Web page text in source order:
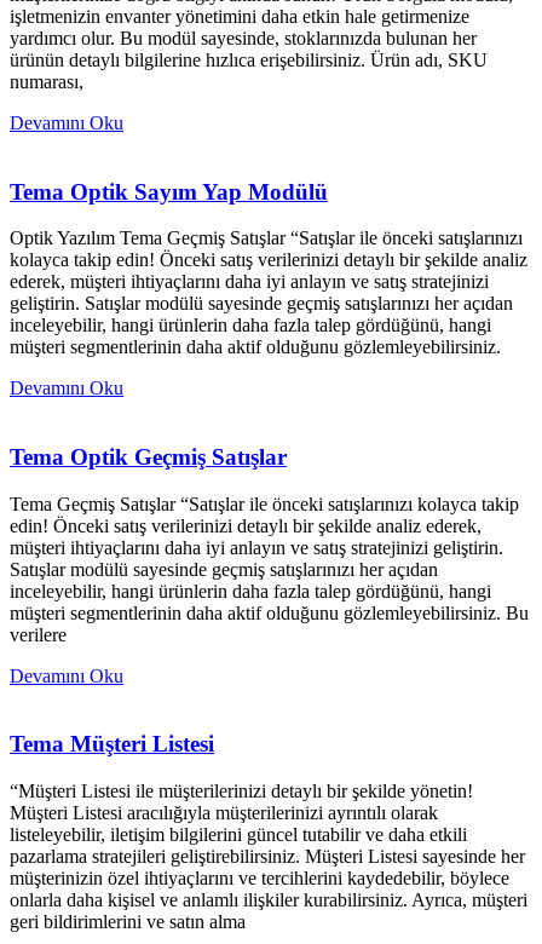
işletmenizin envanter yönetimini daha etkin hale getirmenize
yardımcı olur. Bu modül sayesinde, stoklarınızda bulunan her
ürünün detaylı bilgilerine hızlıca erişebilirsiniz. Ürün adı, SKU
numarası,
Devamını Oku
Tema Optik Sayım Yap Modülü
Optik Yazılım Tema Geçmiş Satışlar “Satışlar ile önceki satışlarınızı
kolayca takip edin! Önceki satış verilerinizi detaylı bir şekilde analiz
ederek, müşteri ihtiyaçlarını daha iyi anlayın ve satış stratejinizi
geliştirin. Satışlar modülü sayesinde geçmiş satışlarınızı her açıdan
inceleyebilir, hangi ürünlerin daha fazla talep gördüğünü, hangi
müşteri segmentlerinin daha aktif olduğunu gözlemleyebilirsiniz.
Devamını Oku
Tema Optik Geçmiş Satışlar
Tema Geçmiş Satışlar “Satışlar ile önceki satışlarınızı kolayca takip
edin! Önceki satış verilerinizi detaylı bir şekilde analiz ederek,
müşteri ihtiyaçlarını daha iyi anlayın ve satış stratejinizi geliştirin.
Satışlar modülü sayesinde geçmiş satışlarınızı her açıdan
inceleyebilir, hangi ürünlerin daha fazla talep gördüğünü, hangi
müşteri segmentlerinin daha aktif olduğunu gözlemleyebilirsiniz. Bu
verilere
Devamını Oku
Tema Müşteri Listesi
“Müşteri Listesi ile müşterilerinizi detaylı bir şekilde yönetin!
Müşteri Listesi aracılığıyla müşterilerinizi ayrıntılı olarak
listeleyebilir, iletişim bilgilerini güncel tutabilir ve daha etkili
pazarlama stratejileri geliştirebilirsiniz. Müşteri Listesi sayesinde her
müşterinizin özel ihtiyaçlarını ve tercihlerini kaydedebilir, böylece
onlarla daha kişisel ve anlamlı ilişkiler kurabilirsiniz. Ayrıca, müşteri
geri bildirimlerini ve satın alma